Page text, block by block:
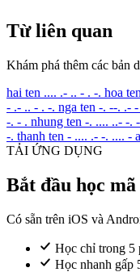
Từ liên quan
Khám phá thêm các bản
hai ten .... .- .. - . -. hoa ten
- .- .. - . -. nga ten -. --. .-
-. - . nhung ten -. .... ..- -.
-. thanh ten - .... .- -. .... -
TẢI ỨNG DỤNG
Bắt đầu học
Có sẵn trên iOS và
Học chỉ trong 5
Học nhanh gấp